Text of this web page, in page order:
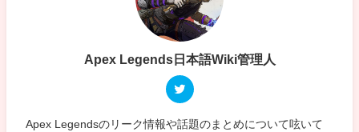
Apex Legends日本語Wiki管理人
Apex Legendsのリーク情報や話題のまとめについて呟いて